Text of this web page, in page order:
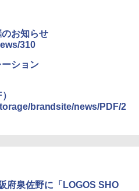
バンドック)ソロ ドーム 1 EX BDK
ム型 テント
ラソル 大型 ビーチ アウトドアパ
お知らせ
310
ション
brandsite/news/PDF/2
府泉佐野に「LOGOS SHO